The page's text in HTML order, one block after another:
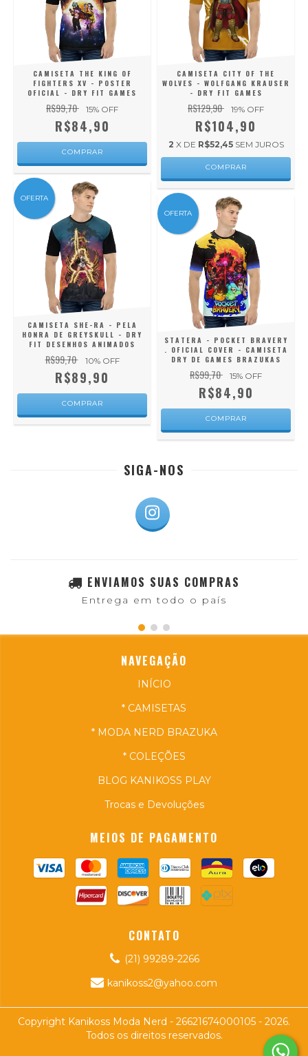
CAMISETA THE KING OF
FIGHTERS XV - POSTER
OFICIAL - DRY FIT GAMES
R$99,70 15% OFF
R$84,90
COMPRAR
CAMISETA CITY OF THE
WOLVES - WOLFGANG KRAUSER
- DRY FIT GAMES
R$129,90 19% OFF
R$104,90
2 X DE R$52,45 SEM JUROS
COMPRAR
OFERTA
CAMISETA SHE-RA - PELA
HONRA DE GREYSKULL - DRY
FIT DESENHOS ANIMADOS
R$99,70 10% OFF
R$89,90
COMPRAR
OFERTA
STATERA - POCKET BRAVERY
. OFICIAL COVER - CAMISETA
DRY DE GAMES BRAZUKAS
R$99,70 15% OFF
R$84,90
COMPRAR
SIGA-NOS
ENVIAMOS SUAS COMPRAS
Entrega em todo o país
NAVEGAÇÃO
INÍCIO
* CAMISETAS
* MODA NERD BRAZUKA
* COLEÇÕES
BLOG KANIKOSS PLAY
Trocas e Devoluções
MEIOS DE PAGAMENTO
CONTATO
(21) 99289-2266
kanikoss2@yahoo.com
Copyright Kanikoss Moda Nerd - 26621674000105 - 2026.
Todos os direitos reservados.